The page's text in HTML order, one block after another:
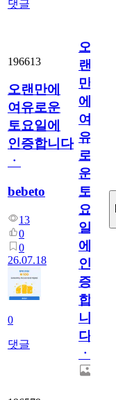
댓글
196613
오랜만에
여유로운
토요일에
인증합니다
ㆍ
bebeto
13
0
0
26.07.18
0
댓글
오
랜
만
에
여
유
로
운
토
요
일
에
인
증
합
니
다
ㆍ